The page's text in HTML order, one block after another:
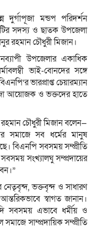
দুর্গাপূজা মন্ডপ পরিদর্শন
সদস্য ও ছাতক উপজেলা
রহমান চৌধুরী মিজান।
উপজেলার একাধিক
ভাই-বোনদের সঙ্গে
ভারপ্রাপ্ত চেয়ারম্যান
আয়োজক ও ভক্তদের হাতে
চৌধুরী মিজান বলেন—
সমাজে সব ধর্মের মানুষ
বিএনপি সবসময় সম্প্রীতি
সবসময় সংখ্যালঘু সম্প্রদায়ের
ভক্তবৃন্দ ও সাধারণ
স্বাগত জানান।
সবসময় এভাবে ধর্মীয় ও
সাম্প্রদায়িক সম্প্রীতি